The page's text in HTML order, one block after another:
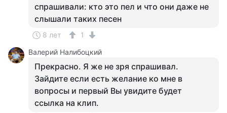
спрашивали: кто это пел и что они даже не
слышали таких песен
8 лет
1
Валерий Налибоцкий
Прекрасно. Я же не зря спрашивал.
Зайдите если есть желание ко мне в
вопросы и первый Вы увидите будет
ссылка на клип.